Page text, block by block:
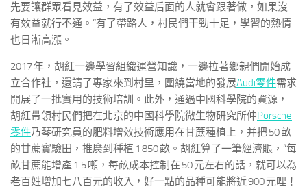
先要讓群眾看見效益，有了效益后面的人就會跟著做，如果沒
有效益就行不通。”有了帶路人，村民們干勁十足，學習的熱情
也日漸高漲。
2017 年，胡紅一邊學習組織運營知識，一邊拉著鄉親們開始成
立合作社，還請了專家來到村里，圍繞當地的發展Audi零件需求
開展了一批實用的技術培訓。此外，通過中國科學院的資源，
胡紅帶領村民們把在北京的中國科學院微生物研究所仲Porsche
零件乃琴研究員的肥料增效技術應用在甘蔗種植上，并把 50 畝
的甘蔗實驗田，推廣到種植 1 850 畝。胡紅算了一筆經濟賬，“每
畝甘蔗能增產 1.5 噸，每畝成本控制在 50 元左右的話，就可以為
老百姓增加七八百元的收入，好一點的品種可能將近 900 元哩！